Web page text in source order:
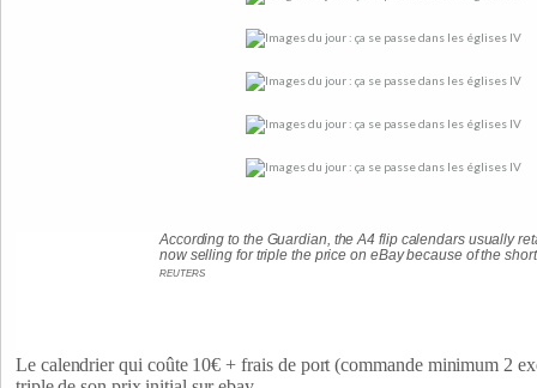
According to the Guardian, the A4 flip calendars usually
now selling for triple the price on eBay because of the
REUTERS
Le calendrier qui coûte 10€ + frais de port (commande minimum 2